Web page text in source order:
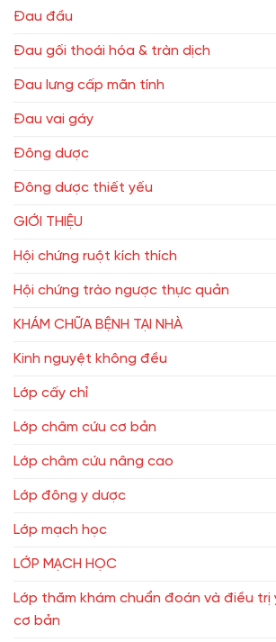
Đau đầu
Đau gối thoái hóa & tràn dịch
Đau lưng cấp mãn tính
Đau vai gáy
Đông dược
Đông dược thiết yếu
GIỚI THIỆU
Hội chứng ruột kích thích
Hội chứng trào ngược thực quản
KHÁM CHỮA BỆNH TẠI NHÀ
Kinh nguyệt không đều
Lớp cấy chỉ
Lớp châm cứu cơ bản
Lớp châm cứu nâng cao
Lớp đông y dược
Lớp mạch học
LỚP MẠCH HỌC
Lớp thăm khám chuẩn đoán và điều
cơ bản